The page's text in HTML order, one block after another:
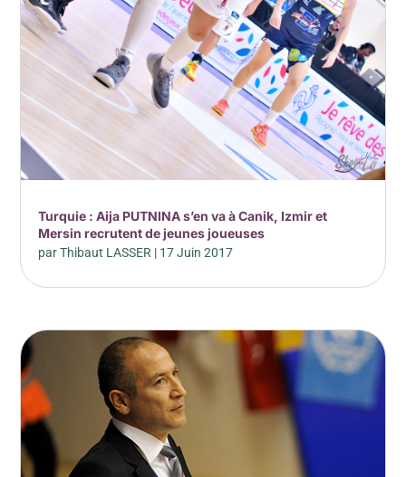
Turquie : Aija PUTNINA s’en va à Canik, Izmir et
Mersin recrutent de jeunes joueuses
parThibaut LASSER | 17 Juin 2017